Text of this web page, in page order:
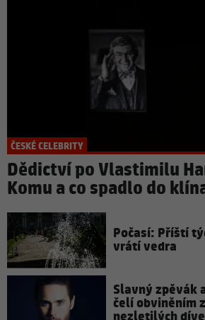
ČESKÉ CELEBRITY
Dědictví po Vlastimilu
Komu a co spadlo do
Počasí: Příští
vrátí vedra
Slavný zpěvák
čelí obviněním